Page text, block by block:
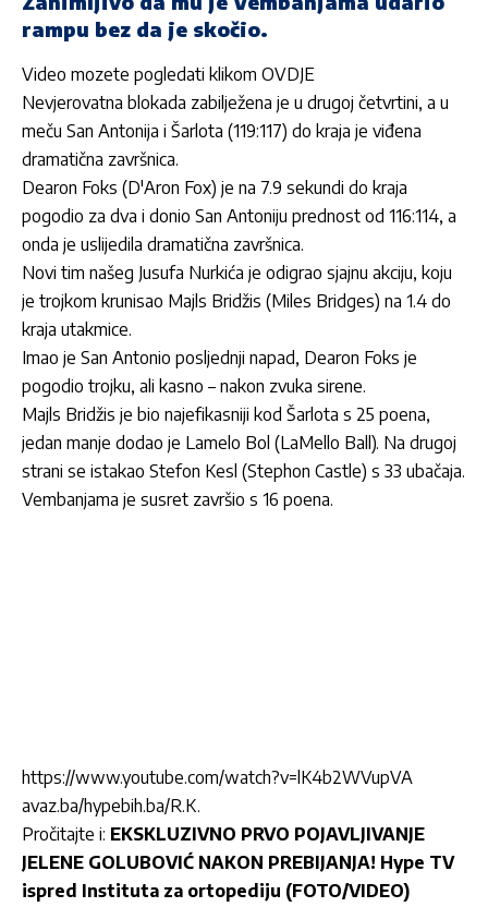
rampu bez da je skočio.
Video mozete pogledati klikom OVDJE
Nevjerovatna blokada zabilježena je u drugoj četvrtini, a u
meču San Antonija i Šarlota (119:117) do kraja je viđena
dramatična završnica.
Dearon Foks (D'Aron Fox) je na 7.9 sekundi do kraja
pogodio za dva i donio San Antoniju prednost od 116:114, a
onda je uslijedila dramatična završnica.
Novi tim našeg Jusufa Nurkića je odigrao sjajnu akciju, koju
je trojkom krunisao Majls Bridžis (Miles Bridges) na 1.4 do
kraja utakmice.
Imao je San Antonio posljednji napad, Dearon Foks je
pogodio trojku, ali kasno – nakon zvuka sirene.
Majls Bridžis je bio najefikasniji kod Šarlota s 25 poena,
jedan manje dodao je Lamelo Bol (LaMello Ball). Na drugoj
strani se istakao Stefon Kesl (Stephon Castle) s 33 ubačaja.
Vembanjama je susret završio s 16 poena.
https://www.youtube.com/watch?v=lK4b2WVupVA
avaz.ba/hypebih.ba/R.K.
Pročitajte i: EKSKLUZIVNO PRVO POJAVLJIVANJE
JELENE GOLUBOVIĆ NAKON PREBIJANJA! Hype TV
ispred Instituta za ortopediju (FOTO/VIDEO)